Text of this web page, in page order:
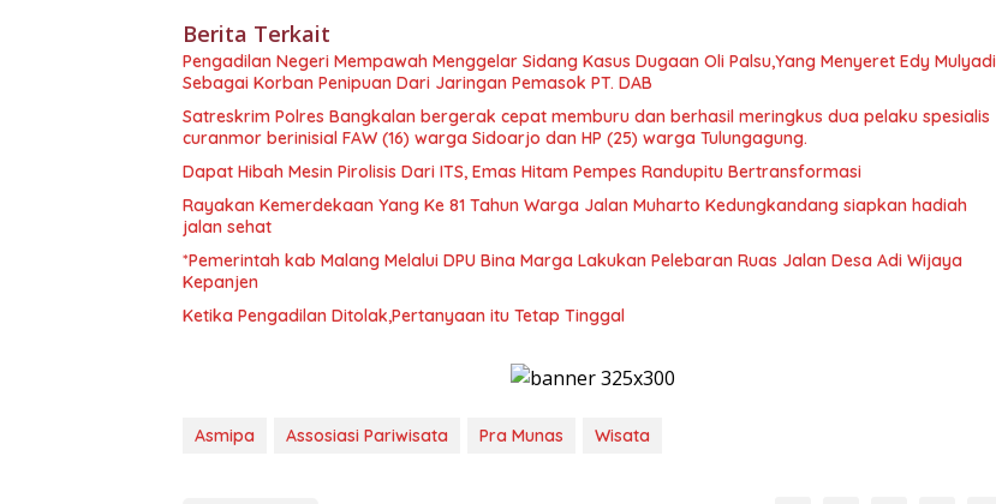
Berita Terkait
Pengadilan Negeri Mempawah Menggelar Sidang Kasus Dugaan Oli Palsu,Yang Menyeret Edy Mulyadi
Sebagai Korban Penipuan Dari Jaringan Pemasok PT. DAB
Satreskrim Polres Bangkalan bergerak cepat memburu dan berhasil meringkus dua pelaku spesialis
curanmor berinisial FAW (16) warga Sidoarjo dan HP (25) warga Tulungagung.
Dapat Hibah Mesin Pirolisis Dari ITS, Emas Hitam Pempes Randupitu Bertransformasi
Rayakan Kemerdekaan Yang Ke 81 Tahun Warga Jalan Muharto Kedungkandang siapkan hadiah
jalan sehat
*Pemerintah kab Malang Melalui DPU Bina Marga Lakukan Pelebaran Ruas Jalan Desa Adi Wijaya
Kepanjen
Ketika Pengadilan Ditolak,Pertanyaan itu Tetap Tinggal
Asmipa Assosiasi Pariwisata Pra Munas Wisata